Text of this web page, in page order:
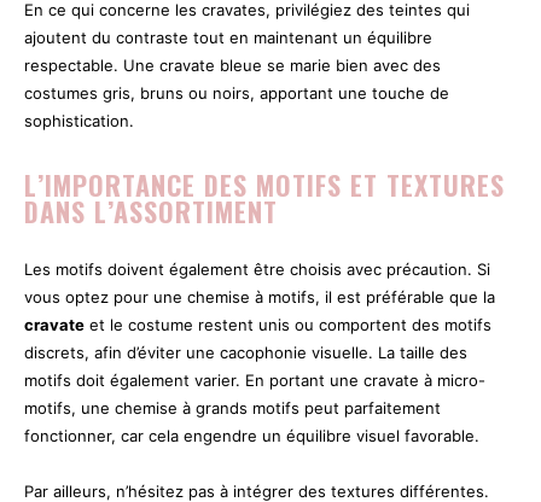
En ce qui concerne les cravates, privilégiez des teintes qui
ajoutent du contraste tout en maintenant un équilibre
respectable. Une cravate bleue se marie bien avec des
costumes gris, bruns ou noirs, apportant une touche de
sophistication.
L’IMPORTANCE DES MOTIFS ET TEXTURES
DANS L’ASSORTIMENT
Les motifs doivent également être choisis avec précaution. Si
vous optez pour une chemise à motifs, il est préférable que la
cravate et le costume restent unis ou comportent des motifs
discrets, afin d’éviter une cacophonie visuelle. La taille des
motifs doit également varier. En portant une cravate à micro-
motifs, une chemise à grands motifs peut parfaitement
fonctionner, car cela engendre un équilibre visuel favorable.
Par ailleurs, n’hésitez pas à intégrer des textures différentes.